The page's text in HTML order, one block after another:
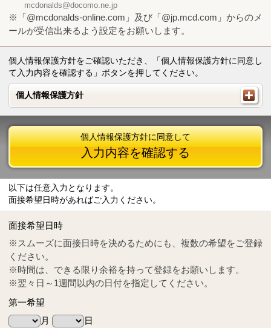
mcdonalds@docomo.ne.jp
※「@mcdonalds-online.com」及び「@jp.mcd.com」からのメ
ールが受信出来るよう設定をお願いします。
個人情報保護方針をご確認いただき、「個人情報保護方針に同意し
て入力内容を確認する」ボタンを押してください。
個人情報保護方針
個人情報保護方針
Tel
0570-55-0314
個人情報保護方針に同意して
入力内容を確認する
以下は任意入力となります。
面接希望日時があればご入力ください。
面接希望日時
※スムーズに面接日時を決めるためにも、複数の希望をご登録
ください。
※時間は、できる限り余裕を持って登録をお願いします。
※翌々日～1週間以内の日付を指定してください。
第一希望
月
日